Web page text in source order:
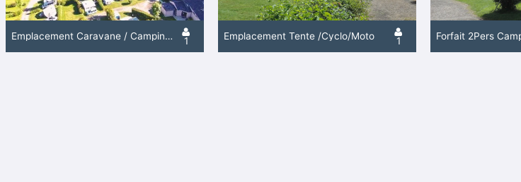
Emplacement Caravane / Camping-Car / Van / Fourgon Aménagé 1 Emplacement Tente /Cyclo/Moto 1